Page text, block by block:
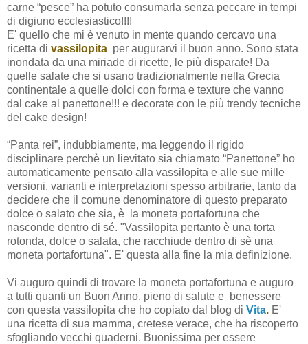
carne “pesce” ha potuto consumarla senza peccare in tempi
di digiuno ecclesiastico!!!!
E' quello che mi è venuto in mente quando cercavo una
ricetta di vassilopita per augurarvi il buon anno. Sono stata
inondata da una miriade di ricette, le più disparate! Da
quelle salate che si usano tradizionalmente nella Grecia
continentale a quelle dolci con forma e texture che vanno
dal cake al panettone!!! e decorate con le più trendy tecniche
del cake design!
“Panta rei”, indubbiamente, ma leggendo il rigido
disciplinare perchè un lievitato sia chiamato “Panettone” ho
automaticamente pensato alla vassilopita e alle sue mille
versioni, varianti e interpretazioni spesso arbitrarie, tanto da
decidere che il comune denominatore di questo preparato
dolce o salato che sia, è
la moneta portafortuna che
nasconde dentro di sé. "Vassilopita pertanto è una torta
rotonda, dolce o salata, che racchiude dentro di sè una
moneta portafortuna". E' questa alla fine la mia definizione.
Vi auguro quindi di trovare la moneta portafortuna e auguro
a tutti quanti un Buon Anno, pieno di salute e benessere
con questa vassilopita che ho copiato dal blog di Vita. E'
una ricetta di sua mamma, cretese verace, che ha riscoperto
sfogliando vecchi quaderni. Buonissima per essere